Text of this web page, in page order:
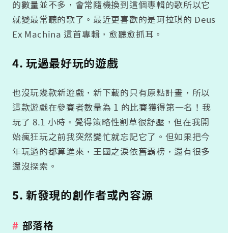
的數量並不多，會常隨機換到這個專輯的歌所以它
就變最常聽的歌了。最近更喜歡的是珂拉琪的 Deus
Ex Machina 這首專輯，愈聽愈抓耳。
4. 玩過最好玩的遊戲
也沒玩幾款新遊戲，新下載的只有原點計畫，所以
這款遊戲在參賽者數量為 1 的比賽獲得第一名！我
玩了 8.1 小時。覺得策略性割草很舒壓，但在我開
始瘋狂玩之前我突然變忙就忘記它了。但如果把今
年玩過的都算進來，王國之淚依舊霸榜，還有很多
還沒探索。
5. 新發現的創作者或內容源
部落格